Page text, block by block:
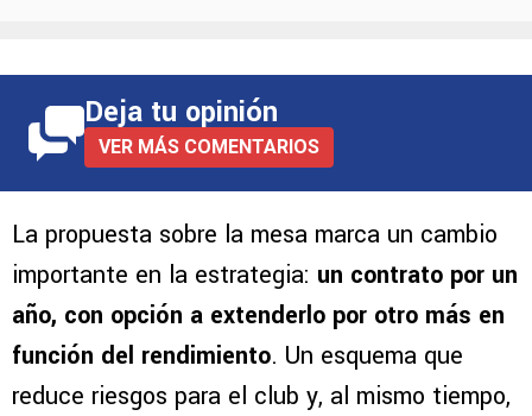
Deja tu opinión
VER MÁS COMENTARIOS
La propuesta sobre la mesa marca un cambio
importante en la estrategia: un contrato por un
año, con opción a extenderlo por otro más en
función del rendimiento. Un esquema que
reduce riesgos para el club y, al mismo tiempo,